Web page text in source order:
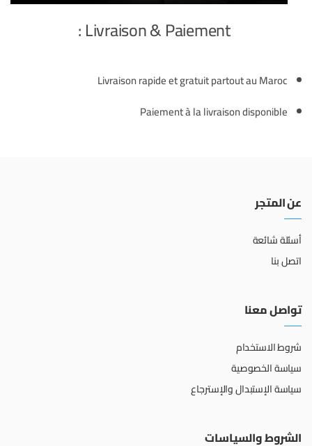
Livraison & Paiement :
Livraison rapide et gratuit partout au Maroc
Paiement à la livraison disponible
عن المتجر
أسئلة شائعة
اتصل بنا
تواصل معنا
شروط الاستخدام
سياسة الخصوصية
سياسة الإستبدال والإسترجاع
الشروط والسياسات